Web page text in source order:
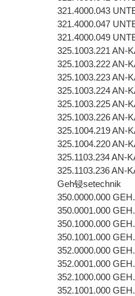
321.4000.043
321.4000.047
321.4000.049
325.1003.221 AN-
325.1003.222 AN-
325.1003.223 AN-
325.1003.224 AN-
325.1003.225 AN-
325.1003.226 AN-
325.1004.219 AN-
325.1004.220 AN-
325.1103.234 AN-
325.1103.236 AN-
Geh锓setechnik
350.0000.000
350.0001.000
350.1000.000
350.1001.000
352.0000.000
352.0001.000
352.1000.000
352.1001.000